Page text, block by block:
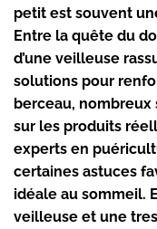
petit est souvent
Entre la quête du
d’une veilleuse
solutions pour
berceau, nombreux
sur les produits
experts en
certaines astuces
idéale au sommeil.
veilleuse et une